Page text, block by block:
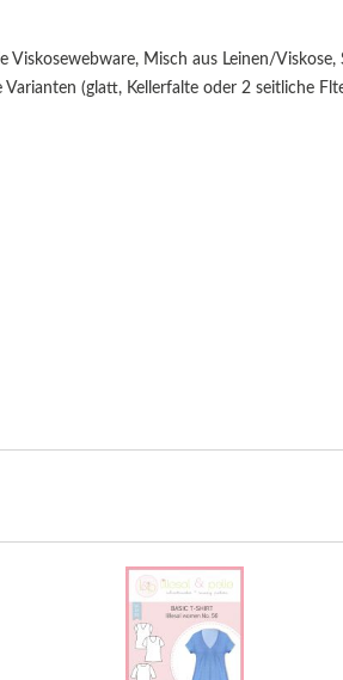
Misch aus Leinen/Viskose,
(glatt, Kellerfalte oder 2 seitliche